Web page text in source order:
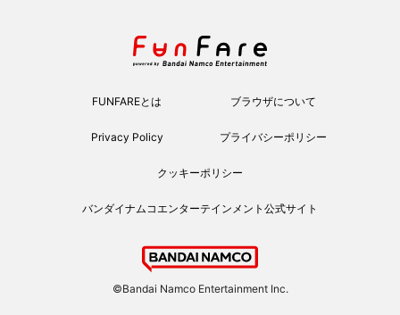
FUNFAREとは ブラウザについて
Privacy Policy プライバシーポリシー
クッキーポリシー
バンダイナムコエンターテインメント公式サイト
©Bandai Namco Entertainment Inc.